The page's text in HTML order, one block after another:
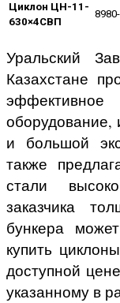
Циклон ЦН-11-
630×4СВП
Уральский
Казахстане
и большой
также
стали
заказчика
бункера
купить
доступной
указанному в